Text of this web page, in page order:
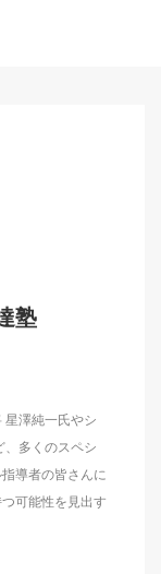
塾
澤純一氏やシ
、多くのスペシ
導者の皆さんに
可能性を見出す